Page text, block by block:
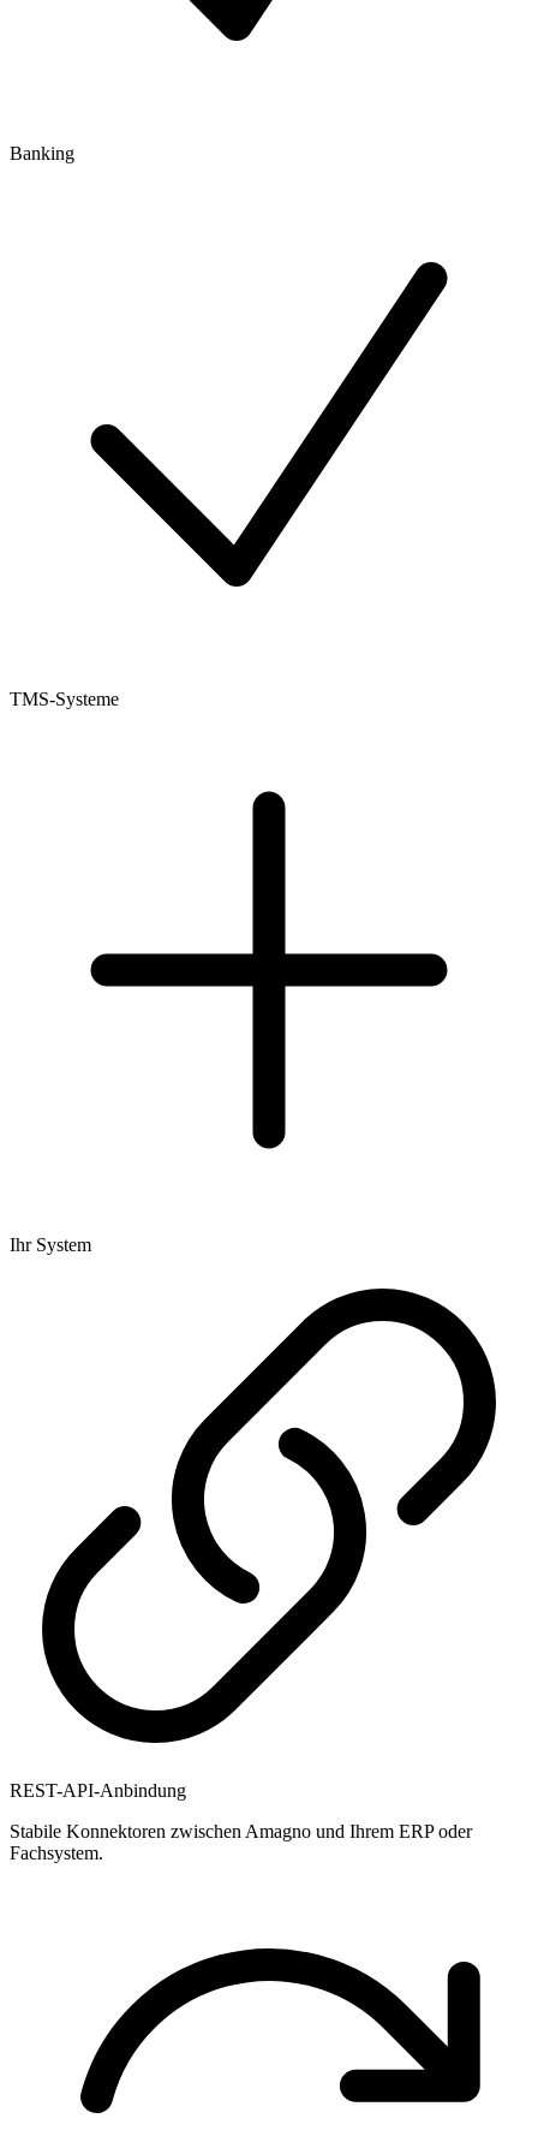
Banking
TMS-Systeme
Ihr System
REST-API-Anbindung
Stabile Konnektoren zwischen Amagno und Ihrem ERP oder
Fachsystem.